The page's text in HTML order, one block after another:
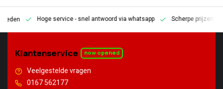
Hoge service- snel antwoord via whatsapp Scherpe prijzen
Klantenservice now opened
Veelgestelde vragen
0167 562177